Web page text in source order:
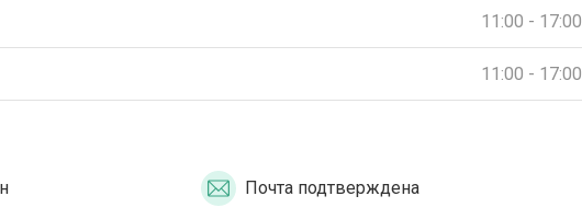
11:00 - 17:00
11:00 - 17:00
Почта подтверждена